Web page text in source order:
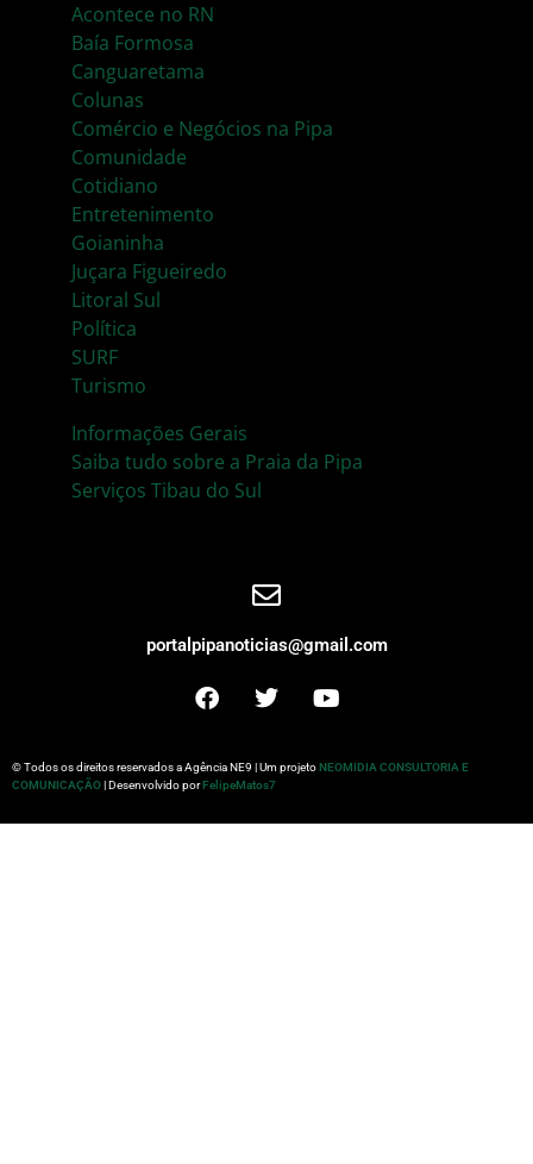
Acontece no RN
Baía Formosa
Canguaretama
Colunas
Comércio e Negócios na Pipa
Comunidade
Cotidiano
Entretenimento
Goianinha
Juçara Figueiredo
Litoral Sul
Política
SURF
Turismo
Informações Gerais
Saiba tudo sobre a Praia da Pipa
Serviços Tibau do Sul
portalpipanoticias@gmail.com
© Todos os direitos reservados a Agência NE9 | Um projeto NEOMIDIA CONSULTORIA E
COMUNICAÇÃO
| Desenvolvido por FelipeMatos7